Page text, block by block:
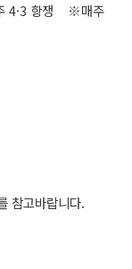
4·3 항쟁 ※매주
참고바랍니다.